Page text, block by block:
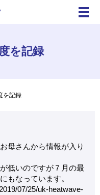
メ
を記録
を記録
母さんから情報が入り
低いのですが７月の最
もなっています。
07/25/uk-heatwave-